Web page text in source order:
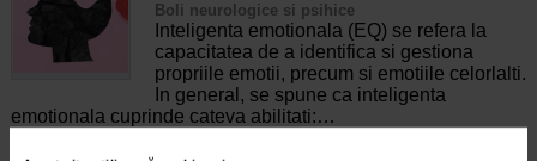
Boli neurologice si psihice
Inteligenta emotionala (EQ) se refera la
capacitatea de a identifica si gestiona
propriile emotii, precum si emotiile celorlalti.
In general, se spune ca inteligenta
emotionala cuprinde cateva abilitati:…
Timp de citire:4 minute, 39 secunde